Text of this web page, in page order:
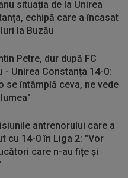
situația de la Unirea
echipă care a încasat
la Buzău
Petre, dur după FC
- Unirea Constanța 14-0:
se întâmplă ceva, ne vede
antrenorului care a
cu 14-0 în Liga 2: "Vor
care n-au fițe și